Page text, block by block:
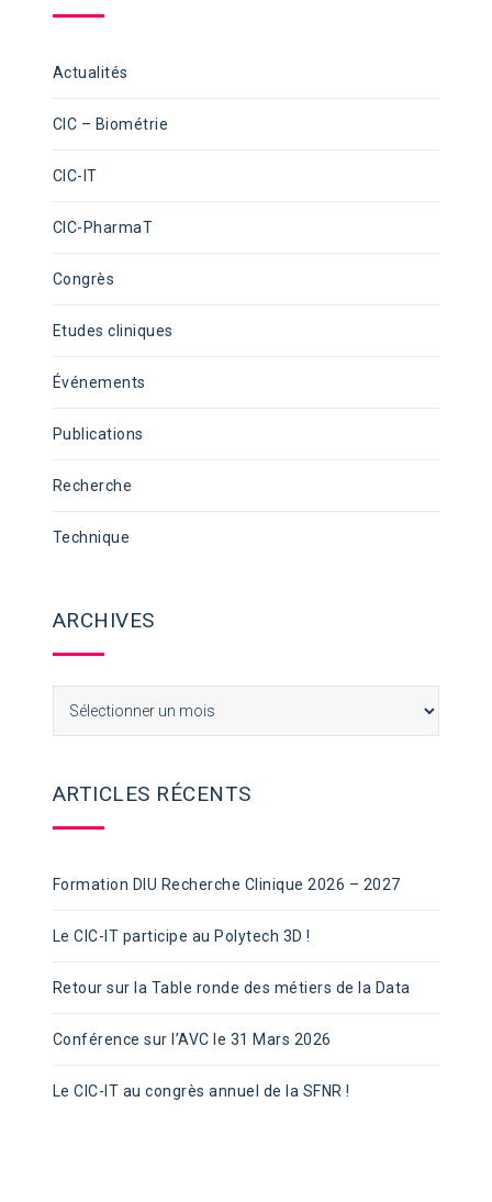
Actualités
CIC – Biométrie
CIC-IT
CIC-PharmaT
Congrès
Etudes cliniques
Événements
Publications
Recherche
Technique
ARCHIVES
ARTICLES RÉCENTS
Formation DIU Recherche Clinique 2026 – 2027
Le CIC-IT participe au Polytech 3D !
Retour sur la Table ronde des métiers de la Data
Conférence sur l’AVC le 31 Mars 2026
Le CIC-IT au congrès annuel de la SFNR !